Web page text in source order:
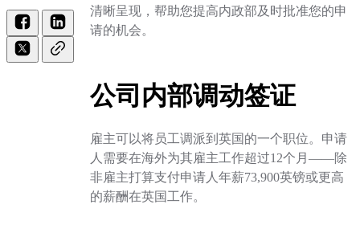
清晰呈现，帮助您提高内政部及时批准您的申
请的机会。
公司内部调动签证
雇主可以将员工调派到英国的一个职位。申请
人需要在海外为其雇主工作超过12个月——除
非雇主打算支付申请人年薪73,900英镑或更高
的薪酬在英国工作。